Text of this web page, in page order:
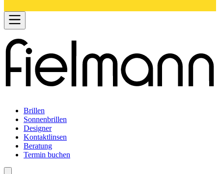
Brillen
Sonnenbrillen
Designer
Kontaktlinsen
Beratung
Termin buchen